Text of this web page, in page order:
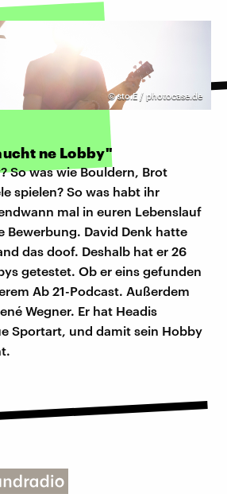
©sto.E / photocase.de
ne Lobby"
So was wie Bouldern, Brot
spielen? So was habt ihr
mal in euren Lebenslauf
Bewerbung. David Denk hatte
das doof. Deshalb hat er 26
getestet. Ob er eins gefunden
Ab 21-Podcast. Außerdem
Wegner. Er hat Headis
Sportart, und damit sein Hobby